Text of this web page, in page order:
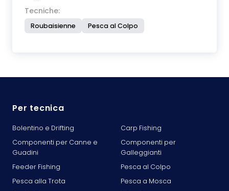
Tecniche:
Roubaisienne Pesca al Colpo
Per tecnica
Bolentino e Drifting
Carp Fishing
Componenti per Canne e
Guadini
Componenti per
Galleggianti
Feeder Fishing
Pesca al Colpo
Pesca alla Trota
Pesca a Mosca